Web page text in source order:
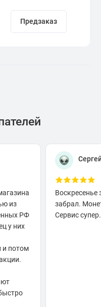
Предзаказ
из
РФ
у них
и потом
Воскресенье
забрал.
Сервис